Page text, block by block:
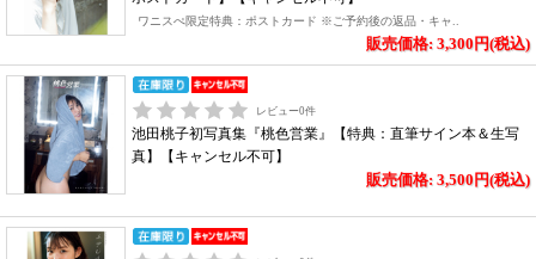
ワニスぺ限定特典：ポストカード ※ご予約後の返品・キャ..
販売価格: 3,300円(税込)
レビュー0件
池田桃子初写真集『桃色営業』【特典：直筆サイン本＆生写
真】【キャンセル不可】
販売価格: 3,500円(税込)